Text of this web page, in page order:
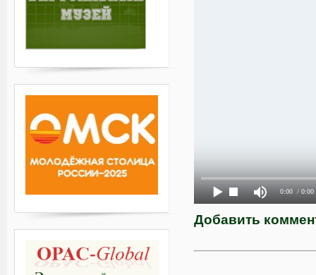
0:00 / 0:00
Добавить